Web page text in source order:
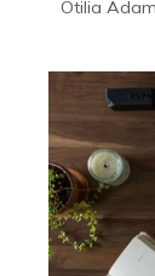
Otilia